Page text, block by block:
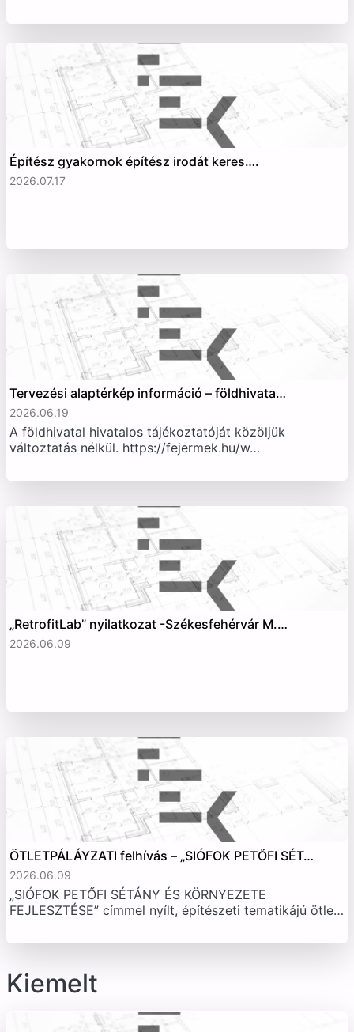
Építész gyakornok építész irodát keres….
2026.07.17
Tervezési alaptérkép információ – földhivata…
2026.06.19
A földhivatal hivatalos tájékoztatóját közöljük
változtatás nélkül. https://fejermek.hu/w…
„RetrofitLab” nyilatkozat -Székesfehérvár M.…
2026.06.09
ÖTLETPÁLÁYZATI felhívás – „SIÓFOK PETŐFI SÉT…
2026.06.09
„SIÓFOK PETŐFI SÉTÁNY ÉS KÖRNYEZETE
FEJLESZTÉSE” címmel nyílt, építészeti tematikájú ötle…
Kiemelt